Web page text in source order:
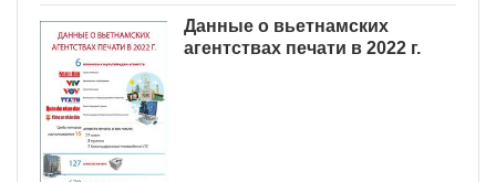
Данные о вьетнамских
агентствах печати в 2022 г.